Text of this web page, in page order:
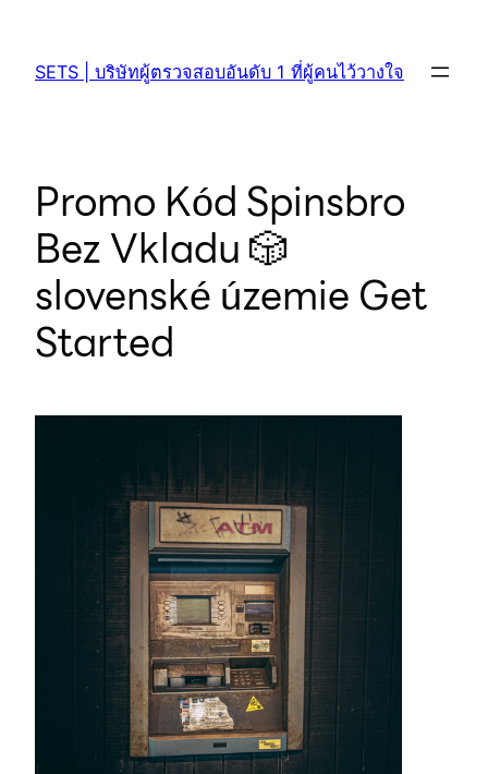
SETS | บริษัทผู้ตรวจสอบอันดับ 1 ที่ผู้คนไว้วางใจ
Promo Kód Spinsbro
Bez Vkladu 🎲
slovenské územie Get
Started